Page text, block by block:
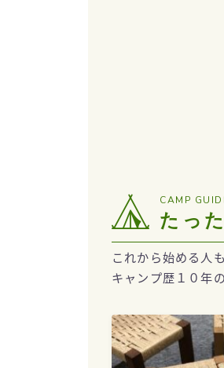
CAMP
たっ
これから始める人
キャンプ歴１０年